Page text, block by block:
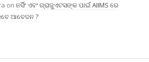
on ନର୍ସିଂ ଏବଂ ଗ୍ରାଜୁଏଟସଙ୍କ ପାଇଁ AIIMS ରେ
ଆବେଦନ ?